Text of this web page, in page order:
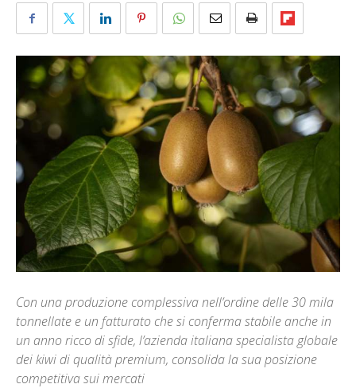
Con una produzione complessiva nell’ordine delle 30 mila
tonnellate e un fatturato che si conferma stabile anche in
un anno ricco di sfide, l’azienda italiana specialista globale
dei kiwi di qualità premium, consolida la sua posizione
competitiva sui mercati